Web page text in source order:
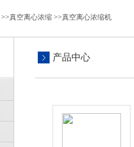
>>真空离心浓缩 >>真空离心浓缩机
产品中心